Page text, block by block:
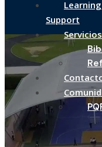
Learning
Support
Servicios